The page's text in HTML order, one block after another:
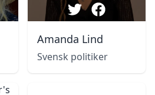
Amanda Lind
Svensk politiker